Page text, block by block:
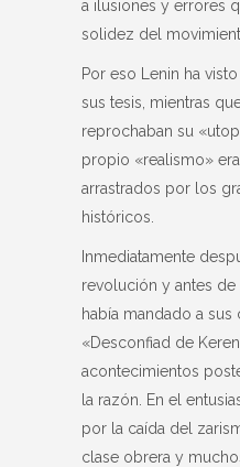
a ilusiones y errores
solidez del
Por eso Lenin ha
sus tesis, mientras
reprochaban su
propio «realismo»
arrastrados por los
históricos.
Inmediatamente
revolución y antes de
había mandado a sus
«Desconfiad de
acontecimientos
la razón. En el
por la caída del
clase obrera y